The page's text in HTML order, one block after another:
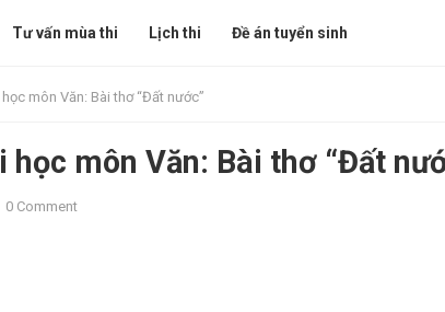
Tư vấn mùa thi Lịch thi Đề án tuyển sinh
môn Văn: Bài thơ “Đất nước”
môn Văn: Bài thơ “Đất
0 Comment